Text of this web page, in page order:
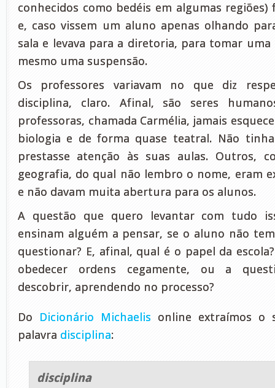
conhecidos como bedéis em algumas regiões)
e, caso vissem um aluno apenas olhando
sala e levava para a diretoria, para tomar
mesmo uma suspensão.
Os professores variavam no que diz
disciplina, claro. Afinal, são seres
professoras, chamada Carmélia, jamais
biologia e de forma quase teatral. Não
prestasse atenção às suas aulas. Outros,
geografia, do qual não lembro o nome, eram
e não davam muita abertura para os alunos.
A questão que quero levantar com tudo
ensinam alguém a pensar, se o aluno não
questionar? E, afinal, qual é o papel da
obedecer ordens cegamente, ou a
descobrir, aprendendo no processo?
Do Dicionário Michaelis online extraímos o
palavra disciplina:
disciplina